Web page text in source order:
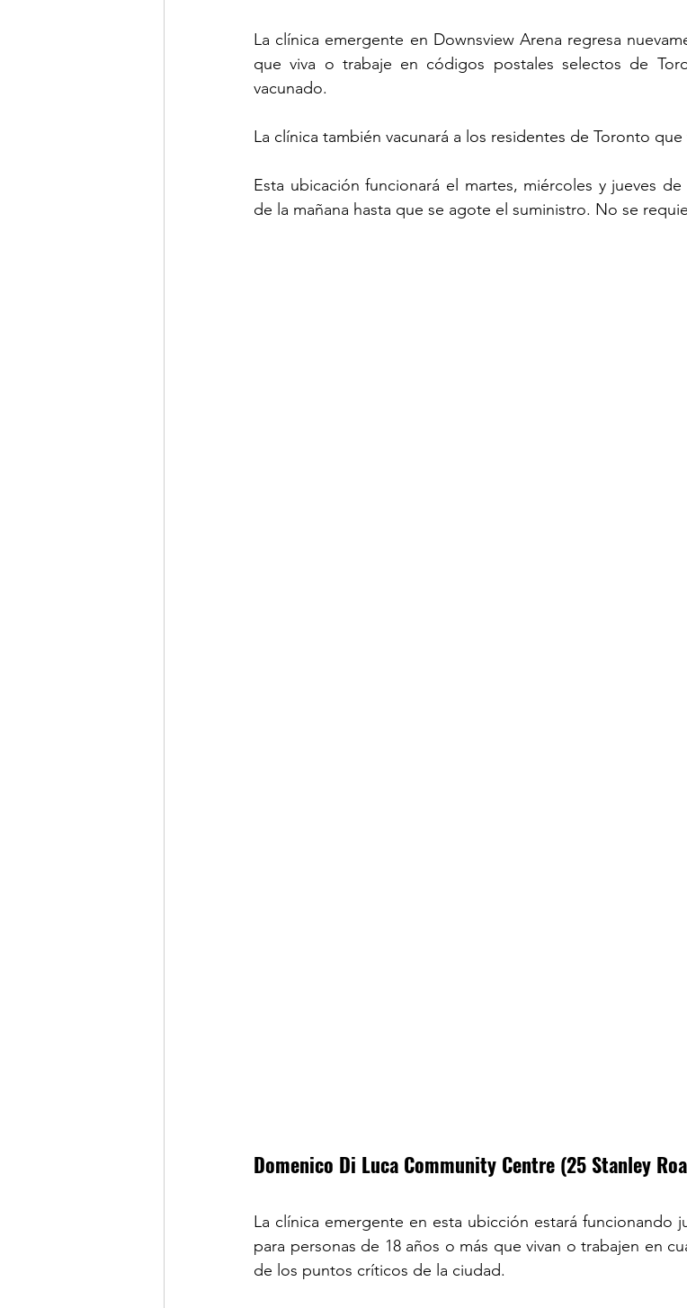
La clínica emergente en Downsview Arena regresa
que viva o trabaje en códigos postales selectos de
vacunado.
La clínica también vacunará a los residentes de Toronto
Esta ubicación funcionará el martes, miércoles y jueves
de la mañana hasta que se agote el suministro. No se
Domenico Di Luca Community Centre (25 Stanley
La clínica emergente en esta ubicción estará funcionando
para personas de 18 años o más que vivan o trabajen en
de los puntos críticos de la ciudad.